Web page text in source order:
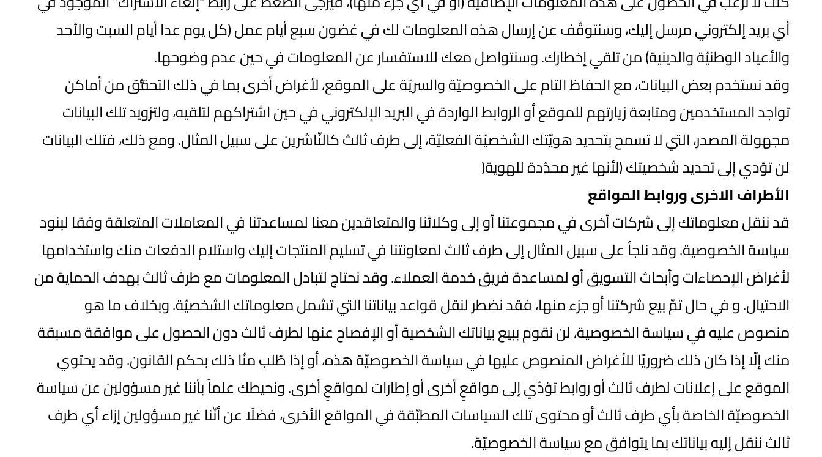
أي بريد إلكتروني مرسل إليك، وسنتوقّف عن إرسال هذه المعلومات لك في غضون سبع أيام عمل (كل يوم عدا أيام السبت والأحد
والأعياد الوطنيّة والدينية) من تلقي إخطارك. وسنتواصل معك للاستفسار عن المعلومات في حين عدم وضوحها.
وقد نستخدم بعض البيانات، مع الحفاظ التام على الخصوصيّة والسريّة على الموقع، لأغراض أخرى بما في ذلك التحقُّق من أماكن
تواجد المستخدمين ومتابعة زيارتهم للموقع أو الروابط الواردة في البريد الإلكتروني في حين اشتراكهم لتلقيه، ولتزويد تلك البيانات
مجهولة المصدر، التي لا تسمح بتحديد هويّتك الشخصيّة الفعليّة، إلى طرف ثالث كالنّاشرين على سبيل المثال. ومع ذلك، فتلك البيانات
لن تؤدي إلى تحديد شخصيتك (لأنها غير محدّدة للهوية(
الأطراف الاخرى وروابط المواقع
قد ننقل معلوماتك إلى شركات أخرى في مجموعتنا أو إلى وكلائنا والمتعاقدين معنا لمساعدتنا في المعاملات المتعلقة وفقا لبنود
سياسة الخصوصية. وقد نلجأ على سبيل المثال إلى طرف ثالث لمعاونتنا في تسليم المنتجات إليك واستلام الدفعات منك واستخدامها
لأغراض الإحصاءات وأبحاث التسويق أو لمساعدة فريق خدمة العملاء. وقد نحتاج لتبادل المعلومات مع طرف ثالث بهدف الحماية من
الاحتيال. و في حال تمّ بيع شركتنا أو جزء منها، فقد نضطر لنقل قواعد بياناتنا التي تشمل معلوماتك الشخصيّة. وبخلاف ما هو
منصوص عليه في سياسة الخصوصية، لن نقوم ببيع بياناتك الشخصية أو الإفصاح عنها لطرف ثالث دون الحصول على موافقة مسبقة
منك إلّا إذا كان ذلك ضروريًا للأغراض المنصوص عليها في سياسة الخصوصيّة هذه، أو إذا طُلب منّا ذلك بحكم القانون. وقد يحتوي
الموقع على إعلانات لطرف ثالث أو روابط تؤدِّي إلى مواقعٍ أخرى أو إطارات لمواقعٍ أخرى. ونحيطك علماً بأننا غير مسؤولين عن سياسة
الخصوصيّة الخاصة بأي طرف ثالث أو محتوى تلك السياسات المطبّقة في المواقع الأخرى، فضلًا عن أنّنا غير مسؤولين إزاء أي طرف
ثالث ننقل إليه بياناتك بما يتوافق مع سياسة الخصوصيّة.